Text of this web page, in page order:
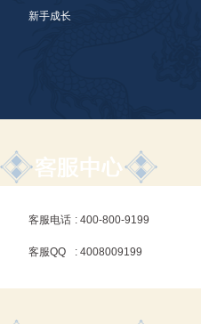
新手成长
客服电话 : 400-800-9199
客服QQ : 4008009199